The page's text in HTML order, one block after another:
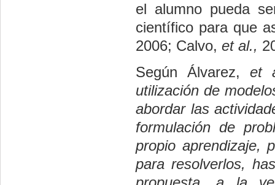
el alumno pueda
científico para que
2006; Calvo, et al.,
Según Álvarez, et
utilización de
abordar las
formulación de
propio aprendizaje,
para resolverlos,